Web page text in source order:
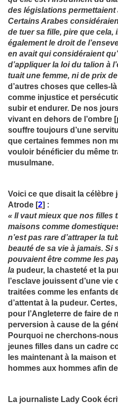
des législations permettaient
Certains Arabes
de tuer sa fille, pire que cela,
également le droit de
en avait qui considéraient
d’appliquer la loi du talion à
tuait une femme, ni de prix
d’autres choses que celles-
comme injustice et
subir et endurer. De nos
vivant en dehors de l’ombre
souffre toujours d’une
que certaines femmes non
vouloir bénéficier du même
musulmane.
Voici ce que disait la célèbre
Atrode [2] :
« Il vaut mieux que nos filles
maisons comme
n’est pas rare d’attraper la
beauté de sa vie à jamais. Si
pouvaient être comme les
la pudeur, la chasteté et la
l’esclave jouissent d’une
traitées comme les enfants
d’attentat à la pudeur.
pour l’Angleterre de faire de
perversion à cause de la
Pourquoi ne cherchons-
jeunes filles dans un cadre
les maintenant à la maison
hommes aux hommes afin
La journaliste Lady Cook